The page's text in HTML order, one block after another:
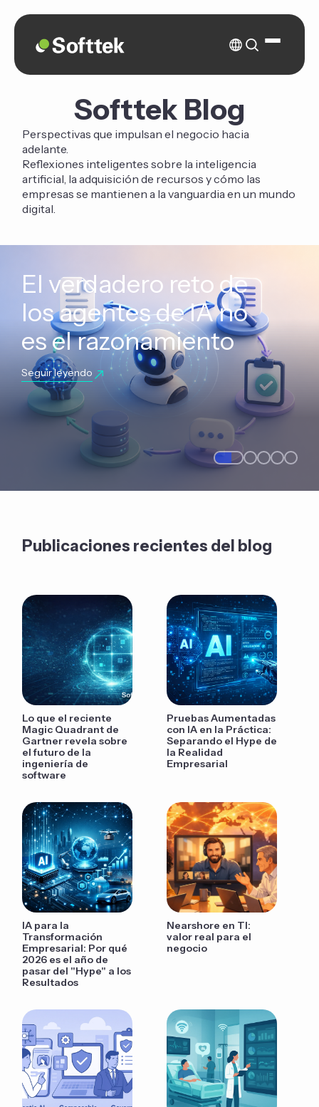
Softtek Blog
Perspectivas que impulsan el negocio hacia
adelante.
Reflexiones inteligentes sobre la inteligencia
artificial, la adquisición de recursos y cómo las
empresas se mantienen a la vanguardia en un mundo
digital.
El verdadero reto de
los agentes de IA no
es el razonamiento
Seguir leyendo
Publicaciones recientes del blog
Lo que el reciente
Magic Quadrant de
Gartner revela sobre
el futuro de la
ingeniería de
software
Pruebas Aumentadas
con IA en la Práctica:
Separando el Hype de
la Realidad
Empresarial
IA para la
Transformación
Empresarial: Por qué
2026 es el año de
pasar del "Hype" a los
Resultados
Nearshore en TI:
valor real para el
negocio